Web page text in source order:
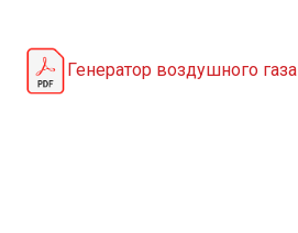
Генератор воздушного газа